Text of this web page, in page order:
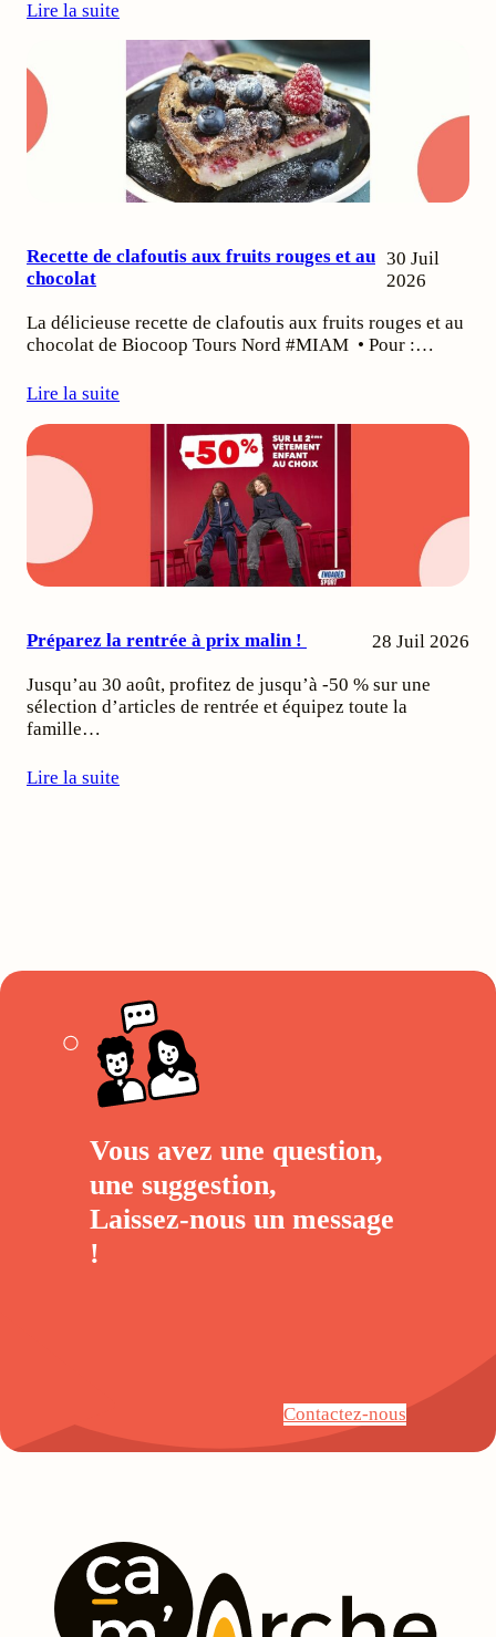
Lire la suite
Recette de clafoutis aux fruits rouges et au
chocolat
30 Juil
2026
La délicieuse recette de clafoutis aux fruits rouges et au
chocolat de Biocoop Tours Nord #MIAM • Pour :…
Lire la suite
Préparez la rentrée à prix malin ! 28 Juil 2026
Jusqu’au 30 août, profitez de jusqu’à -50 % sur une
sélection d’articles de rentrée et équipez toute la
famille…
Lire la suite
Vous avez une question,
une suggestion,
Laissez-nous un message
!
Contactez-nous